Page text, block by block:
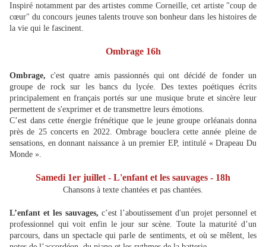
Inspiré notamment par des artistes comme Corneille, cet artiste "coup de
cœur" du concours jeunes talents trouve son bonheur dans les histoires de
la vie qui le fascinent.
Ombrage 16h
Ombrage, c'est quatre amis passionnés qui ont décidé de fonder un
groupe de rock sur les bancs du lycée. Des textes poétiques écrits
principalement en français portés sur une musique brute et sincère leur
permettent de s'exprimer et de transmettre leurs émotions.
C’est dans cette énergie frénétique que le jeune groupe orléanais donna
près de 25 concerts en 2022. Ombrage bouclera cette année pleine de
sensations, en donnant naissance à un premier EP, intitulé « Drapeau Du
Monde ».
Samedi 1er juillet - L'enfant et les sauvages - 18h
Chansons à texte chantées et pas chantées.
L’enfant et les sauvages, c’est l’aboutissement d'un projet personnel et
professionnel qui voit enfin le jour sur scène. Toute la maturité d’un
parcours, dans un spectacle qui parle de sentiments, et où se mêlent, les